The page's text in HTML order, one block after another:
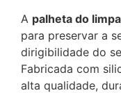
A palheta do
para preservar a
dirigibilidade do
Fabricada com
alta qualidade,